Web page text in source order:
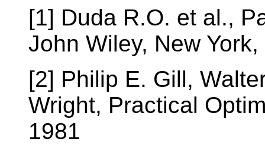
[1] Duda R.O. et al.,
John Wiley, New
[2] Philip E. Gill,
Wright, Practical
1981